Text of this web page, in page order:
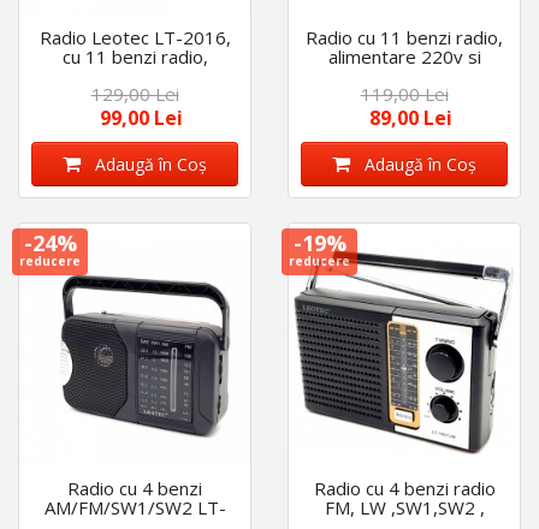
Radio Leotec LT-2016,
cu 11 benzi radio,
baterii
129,00 Lei
99,00 Lei
Adaugă în Coş
Radio cu 11 benzi radio,
alimentare 220v si
telescopica cu lungimea
de 70 cm
119,00 Lei
89,00 Lei
Adaugă în Coş
-24%
reducere
Radio cu 4 benzi
AM/FM/SW1/SW2 LT-
-19%
reducere
Radio cu 4 benzi radio
FM, LW ,SW1,SW2 ,